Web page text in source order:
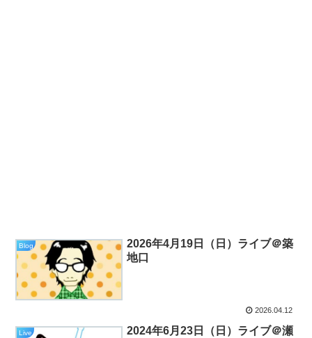
Blog
2026年4月19日（日）ライブ＠築
地口
2026.04.12
Live
2024年6月23日（日）ライブ＠瀬